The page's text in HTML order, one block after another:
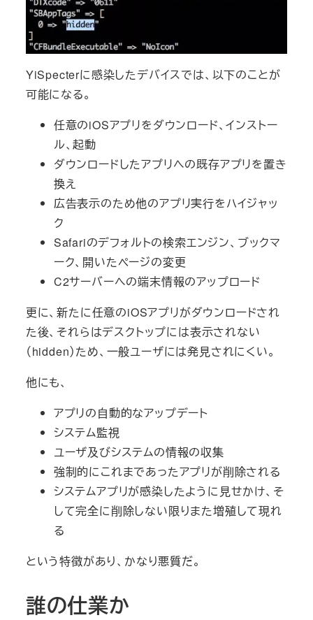
YiSpecterに感染したデバイスでは、以下のことが
可能になる。
任意のiOSアプリをダウンロード、インストー
ル、起動
ダウンロードしたアプリへの既存アプリを置き
換え
広告表示のため他のアプリ実行をハイジャッ
ク
Safariのデフォルトの検索エンジン、ブックマ
ーク、開いたページの変更
C2サーバーへの端末情報のアップロード
更に、新たに任意のiOSアプリがダウンロードされ
た後、それらはデスクトップには表示されない
（hidden）ため、一般ユーザには発見されにくい。
他にも、
アプリの自動的なアップデート
システム監視
ユーザ及びシステムの情報の収集
強制的にこれまであったアプリが削除される
システムアプリが感染したように見せかけ、そ
して完全に削除しない限りまた増殖して現れ
る
という特徴があり、かなり悪質だ。
誰の仕業か